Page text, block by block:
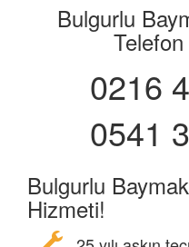
Bulgurlu
Telefon
0216
0541
Bulgurlu
Hizmeti!